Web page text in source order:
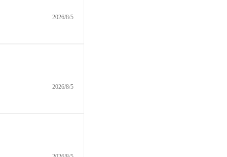
2026/8/5
2026/8/5